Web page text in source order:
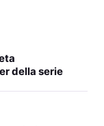
della serie